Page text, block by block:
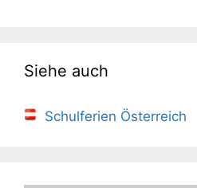
Siehe auch
Schulferien Österreich